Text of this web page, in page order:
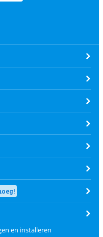
en installeren